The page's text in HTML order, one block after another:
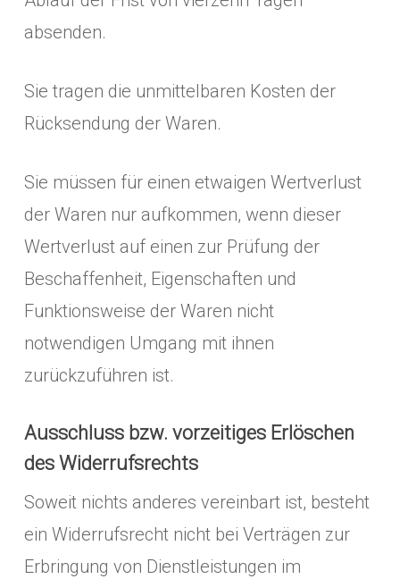
absenden.
Sie tragen die unmittelbaren Kosten der
Rücksendung der Waren.
Sie müssen für einen etwaigen Wertverlust
der Waren nur aufkommen, wenn dieser
Wertverlust auf einen zur Prüfung der
Beschaffenheit, Eigenschaften und
Funktionsweise der Waren nicht
notwendigen Umgang mit ihnen
zurückzuführen ist.
Ausschluss bzw. vorzeitiges Erlöschen
des Widerrufsrechts
Soweit nichts anderes vereinbart ist, besteht
ein Widerrufsrecht nicht bei Verträgen zur
Erbringung von Dienstleistungen im